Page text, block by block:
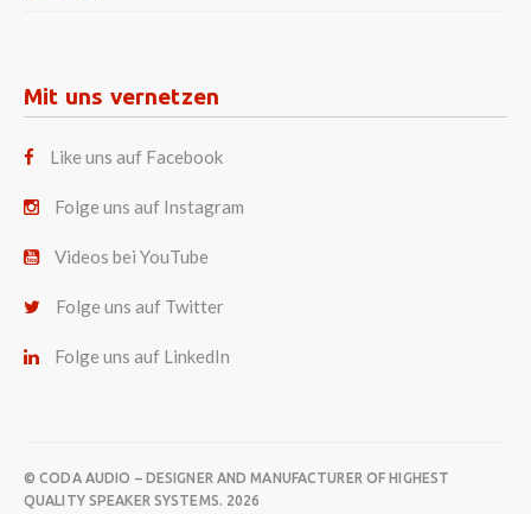
Mit uns vernetzen
Like uns auf Facebook
Folge uns auf Instagram
Videos bei YouTube
Folge uns auf Twitter
Folge uns auf LinkedIn
© CODA AUDIO – DESIGNER AND MANUFACTURER OF HIGHEST
QUALITY SPEAKER SYSTEMS. 2026